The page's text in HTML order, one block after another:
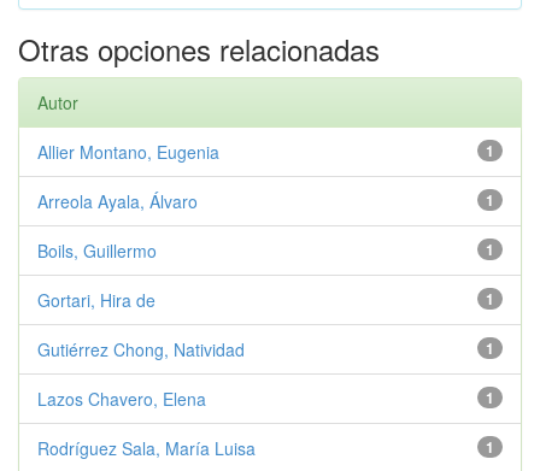
Otras opciones relacionadas
Autor
1
Allier Montano, Eugenia
1
Arreola Ayala, Álvaro
1
Boils, Guillermo
1
Gortari, Hira de
1
Gutiérrez Chong, Natividad
1
Lazos Chavero, Elena
1
Rodríguez Sala, María Luisa